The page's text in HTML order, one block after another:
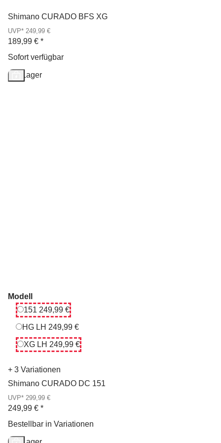
Shimano CURADO BFS XG
UVP* 249,99 €
189,99 € *
Sofort verfügbar
Auf Lager
Modell
151 151
249,99 €
HG LH HG LH
249,99 €
XG LH XG LH
249,99 €
+ 3 Variationen
Shimano CURADO DC 151
UVP* 299,99 €
249,99 € *
Bestellbar in Variationen